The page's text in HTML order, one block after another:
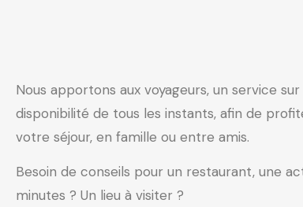
Nous apportons aux voyageurs, un service
disponibilité de tous les instants, afin de
votre séjour, en famille ou entre amis.
Besoin de conseils pour un restaurant, une
minutes ? Un lieu à visiter ?